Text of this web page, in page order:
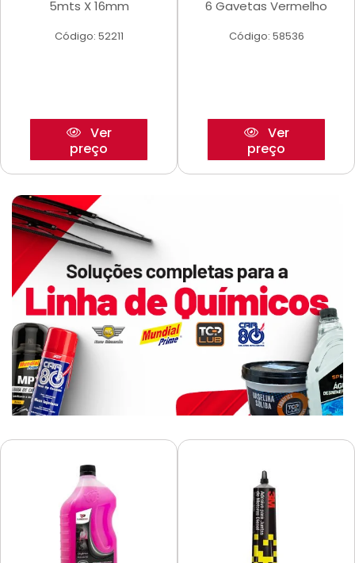
5mts X 16mm
Código: 52211
Ver
preço
6 Gavetas Vermelho
Código: 58536
Ver
preço